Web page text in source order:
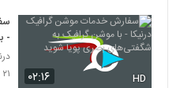
۰۲:۱۶ HD
-
۲۱ بازدید